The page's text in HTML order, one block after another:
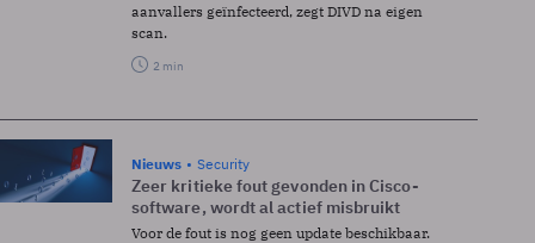
aanvallers geïnfecteerd, zegt DIVD na eigen
scan.
2 min
Nieuws Security
Zeer kritieke fout gevonden in Cisco-
software, wordt al actief misbruikt
Voor de fout is nog geen update beschikbaar.